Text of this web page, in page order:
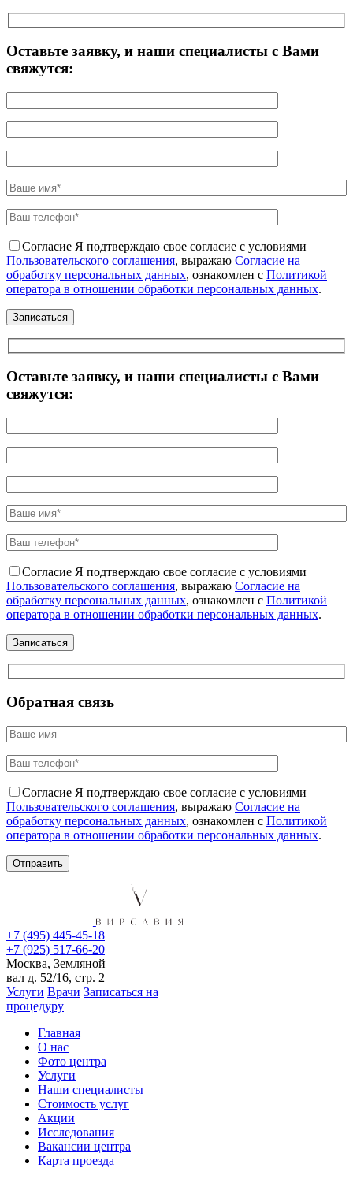
Оставьте заявку, и наши специалисты с Вами
свяжутся:
Согласие Я подтверждаю свое согласие с условиями
Пользовательского соглашения, выражаю Согласие на
обработку персональных данных, ознакомлен с Политикой
оператора в отношении обработки персональных данных.
Оставьте заявку, и наши специалисты с Вами
свяжутся:
Согласие Я подтверждаю свое согласие с условиями
Пользовательского соглашения, выражаю Согласие на
обработку персональных данных, ознакомлен с Политикой
оператора в отношении обработки персональных данных.
Обратная связь
Согласие Я подтверждаю свое согласие с условиями
Пользовательского соглашения, выражаю Согласие на
обработку персональных данных, ознакомлен с Политикой
оператора в отношении обработки персональных данных.
+7 (495) 445-45-18
+7 (925) 517-66-20
Москва, Земляной
вал д. 52/16, стр. 2
Услуги Врачи Записаться на
процедуру
Главная
О нас
Фото центра
Услуги
Наши специалисты
Стоимость услуг
Акции
Исследования
Вакансии центра
Карта проезда